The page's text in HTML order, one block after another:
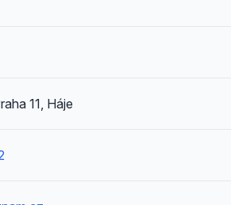
11, Háje